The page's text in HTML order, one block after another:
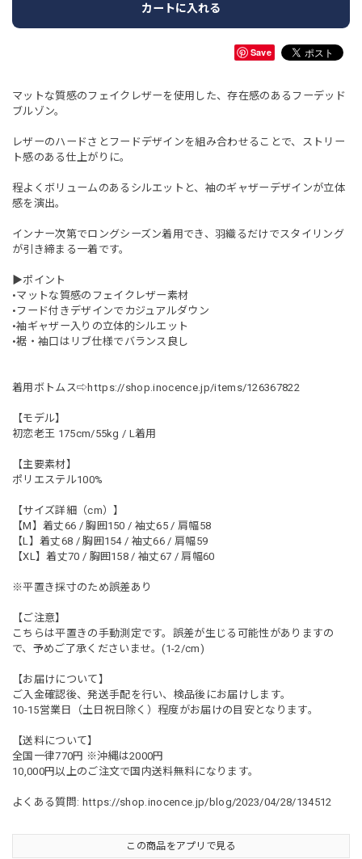
カートに入れる
Save
マットな質感のフェイクレザーを使用した、存在感のあるフーデッド
ブルゾン。
レザーのハードさとフードデザインを組み合わせることで、ストリー
ト感のある仕上がりに。
程よくボリュームのあるシルエットと、袖のギャザーデザインが立体
感を演出。
インナー次第でロングシーズン着用でき、羽織るだけでスタイリング
が引き締まる一着です。
▶︎ポイント
•マットな質感のフェイクレザー素材
•フード付きデザインでカジュアルダウン
•袖ギャザー入りの立体的シルエット
•裾・袖口はリブ仕様でバランス良し
着用ボトムス⇨ https://shop.inocence.jp/items/126367822
【モデル】
初恋老王 175cm/55kg / L着用
【主要素材】
ポリエステル100%
【サイズ詳細（cm）】
【M】着丈66 / 胸囲150 / 袖丈65 / 肩幅58
【L】着丈68 / 胸囲154 / 袖丈66 / 肩幅59
【XL】着丈70 / 胸囲158 / 袖丈67 / 肩幅60
※平置き採寸のため誤差あり
【ご注意】
こちらは平置きの手動測定です。誤差が生じる可能性がありますの
で、予めご了承くださいませ。(1-2/cm)
【お届けについて】
ご入金確認後、発送手配を行い、検品後にお届けします。
10-15営業日（土日祝日除く）程度がお届けの目安となります。
【送料について】
全国一律770円 ※沖縄は2000円
10,000円以上のご注文で国内送料無料になります。
よくある質問: https://shop.inocence.jp/blog/2023/04/28/134512
この商品をアプリで見る